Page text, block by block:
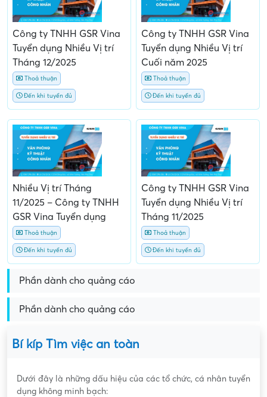
Công ty TNHH GSR Vina
Tuyển dụng Nhiều Vị trí
Tháng 12/2025
Thoả thuận
Đến khi tuyển đủ
Công ty TNHH GSR Vina
Tuyển dụng Nhiều Vị trí
Cuối năm 2025
Thoả thuận
Đến khi tuyển đủ
Nhiều Vị trí Tháng
11/2025 – Công ty TNHH
GSR Vina Tuyển dụng
Thoả thuận
Đến khi tuyển đủ
Công ty TNHH GSR Vina
Tuyển dụng Nhiều Vị trí
Tháng 11/2025
Thoả thuận
Đến khi tuyển đủ
Phần dành cho quảng cáo
Phần dành cho quảng cáo
Bí kíp Tìm việc an toàn
Dưới đây là những dấu hiệu của các tổ chức, cá nhân tuyển
dụng không minh bạch: